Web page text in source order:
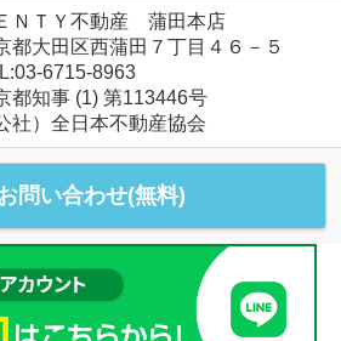
ＮＴＹ不動産 蒲田本店
都大田区西蒲田７丁目４６－５
6715-8963
都知事 (1) 第113446号
社）全日本不動産協会
問い合わせ(無料)